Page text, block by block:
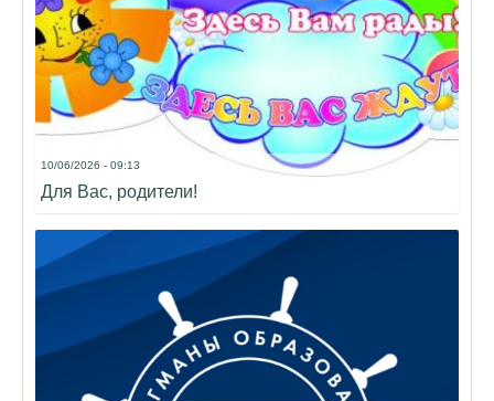
10/06/2026 - 09:13
Для Вас, родители!